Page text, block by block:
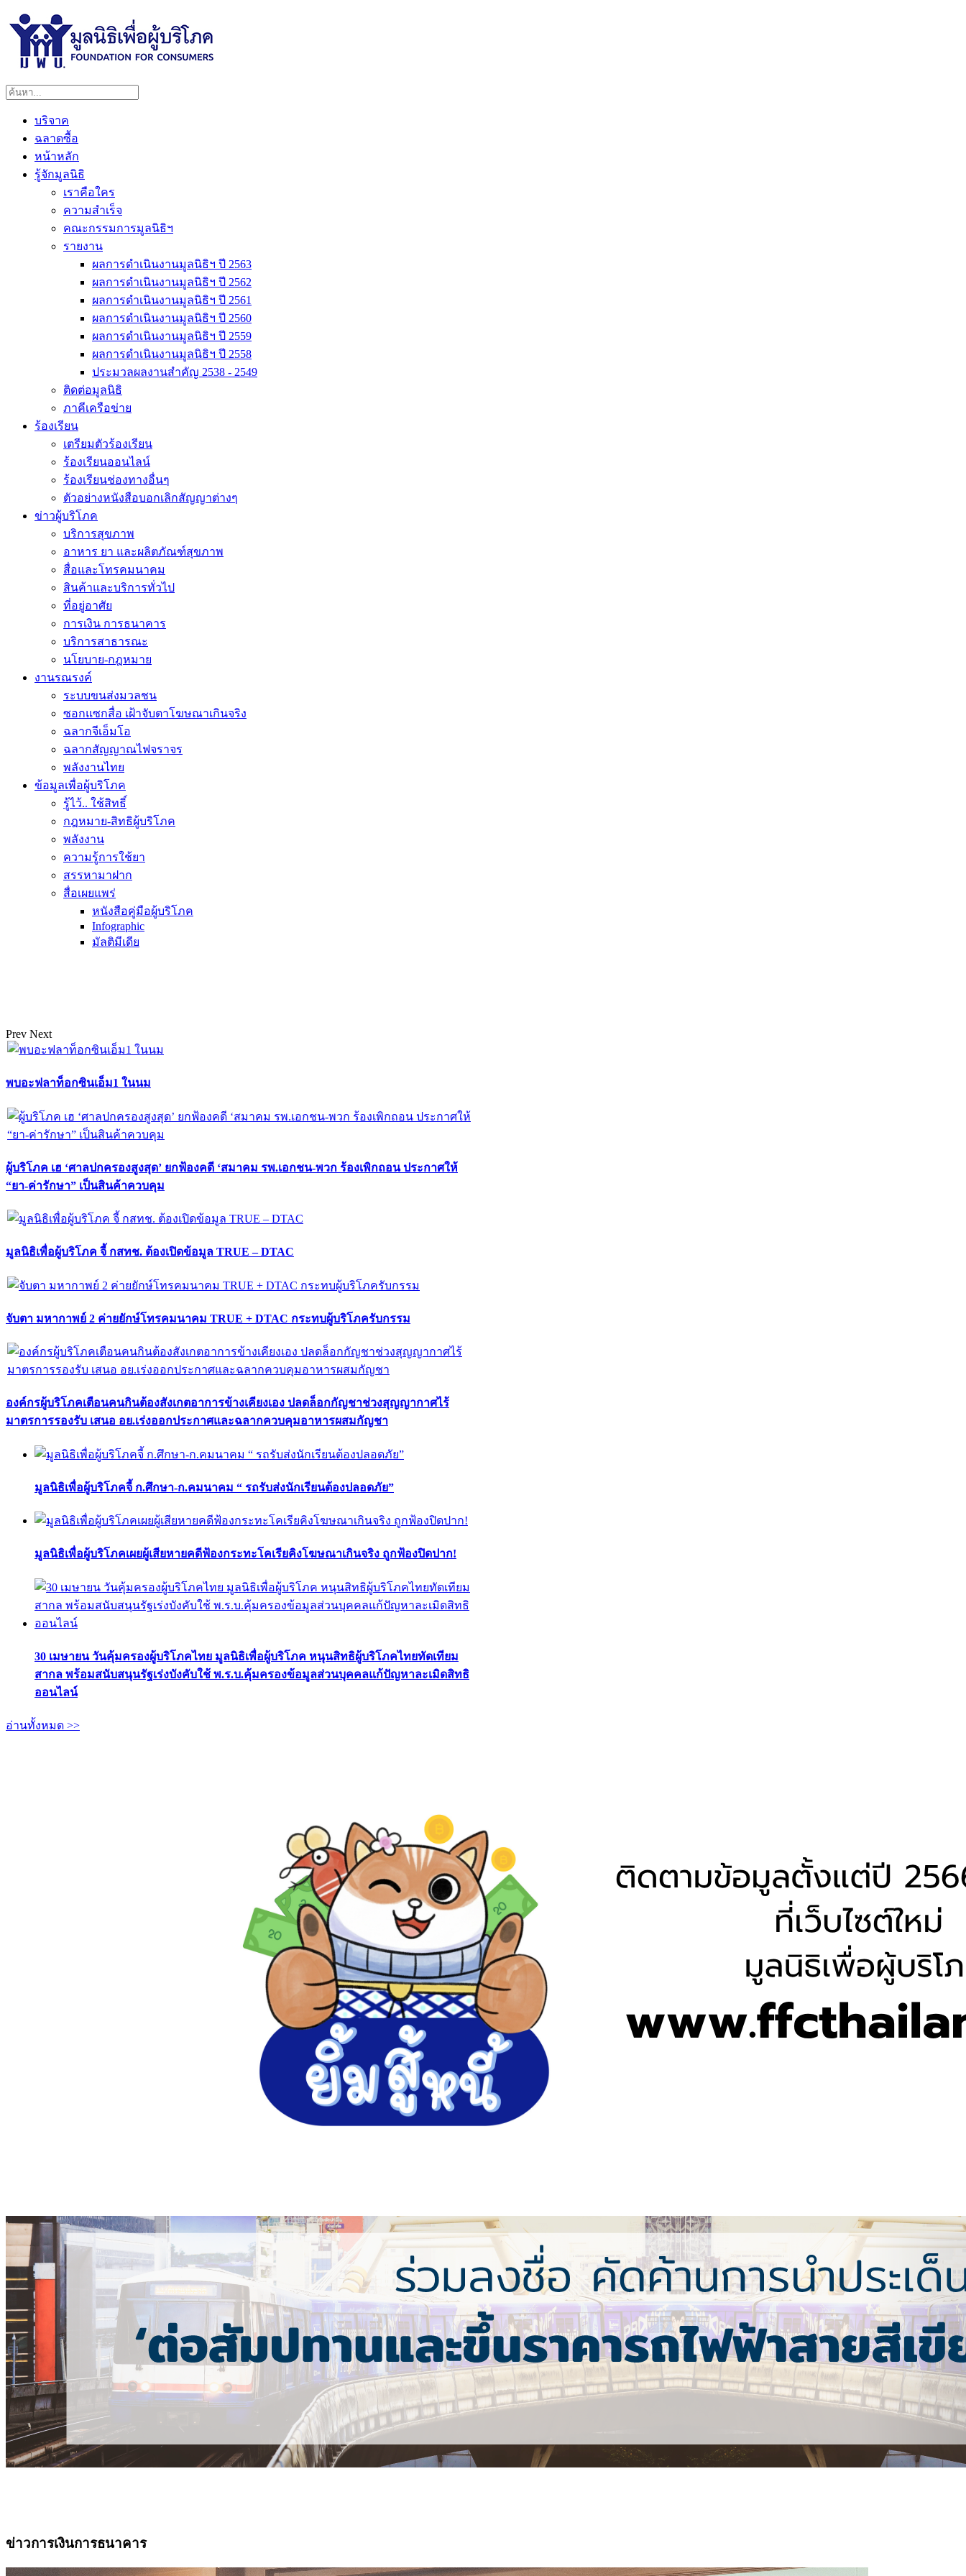
บริจาค
ฉลาดซื้อ
หน้าหลัก
รู้จักมูลนิธิ
เราคือใคร
ความสำเร็จ
คณะกรรมการมูลนิธิฯ
รายงาน
ผลการดำเนินงานมูลนิธิฯ ปี 2563
ผลการดำเนินงานมูลนิธิฯ ปี 2562
ผลการดำเนินงานมูลนิธิฯ ปี 2561
ผลการดำเนินงานมูลนิธิฯ ปี 2560
ผลการดำเนินงานมูลนิธิฯ ปี 2559
ผลการดำเนินงานมูลนิธิฯ ปี 2558
ประมวลผลงานสำคัญ 2538 - 2549
ติดต่อมูลนิธิ
ภาคีเครือข่าย
ร้องเรียน
เตรียมตัวร้องเรียน
ร้องเรียนออนไลน์
ร้องเรียนช่องทางอื่นๆ
ตัวอย่างหนังสือบอกเลิกสัญญาต่างๆ
ข่าวผู้บริโภค
บริการสุขภาพ
อาหาร ยา และผลิตภัณฑ์สุขภาพ
สื่อและโทรคมนาคม
สินค้าและบริการทั่วไป
ที่อยู่อาศัย
การเงิน การธนาคาร
บริการสาธารณะ
นโยบาย-กฎหมาย
งานรณรงค์
ระบบขนส่งมวลชน
ซอกแซกสื่อ เฝ้าจับตาโฆษณาเกินจริง
ฉลากจีเอ็มโอ
ฉลากสัญญาณไฟจราจร
พลังงานไทย
ข้อมูลเพื่อผู้บริโภค
รู้ไว้.. ใช้สิทธิ์
กฎหมาย-สิทธิผู้บริโภค
พลังงาน
ความรู้การใช้ยา
สรรหามาฝาก
สื่อเผยแพร่
หนังสือคู่มือผู้บริโภค
Infographic
มัลติมีเดีย
Prev Next
พบอะฟลาท็อกซินเอ็ม1 ในนม
ผู้บริโภค เฮ ‘ศาลปกครองสูงสุด’ ยกฟ้องคดี ‘สมาคม รพ.เอกชน-พวก ร้องเพิกถอน ประกาศให้
“ยา-ค่ารักษา” เป็นสินค้าควบคุม
มูลนิธิเพื่อผู้บริโภค จี้ กสทช. ต้องเปิดข้อมูล TRUE – DTAC
จับตา มหากาพย์ 2 ค่ายยักษ์โทรคมนาคม TRUE + DTAC กระทบผู้บริโภครับกรรม
องค์กรผู้บริโภคเตือนคนกินต้องสังเกตอาการข้างเคียงเอง ปลดล็อกกัญชาช่วงสุญญากาศไร้
มาตรการรองรับ เสนอ อย.เร่งออกประกาศและฉลากควบคุมอาหารผสมกัญชา
มูลนิธิเพื่อผู้บริโภคจี้ ก.ศึกษา-ก.คมนาคม “ รถรับส่งนักเรียนต้องปลอดภัย”
มูลนิธิเพื่อผู้บริโภคเผยผู้เสียหายคดีฟ้องกระทะโคเรียคิงโฆษณาเกินจริง ถูกฟ้องปิดปาก!
30 เมษายน วันคุ้มครองผู้บริโภคไทย มูลนิธิเพื่อผู้บริโภค หนุนสิทธิผู้บริโภคไทยทัดเทียม
สากล พร้อมสนับสนุนรัฐเร่งบังคับใช้ พ.ร.บ.คุ้มครองข้อมูลส่วนบุคคลแก้ปัญหาละเมิดสิทธิ
ออนไลน์
อ่านทั้งหมด >>
ข่าวการเงินการธนาคาร